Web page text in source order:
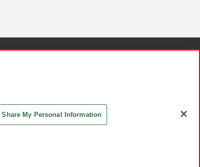
Share My Personal Information